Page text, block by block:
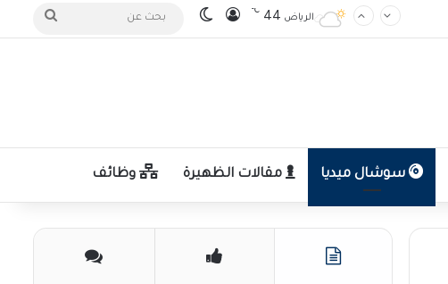
الرياض 44
℃ تسجيل الدخول
الوضع المظلم بحث
سوشال ميديا مقالات الظهيرة وظائف